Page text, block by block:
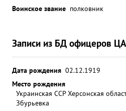
Воинское звание полковник
Записи из БД офицеров
Дата рождения 02.12.1919
Место рождения
Украинская ССР Херсонская
Збурьевка